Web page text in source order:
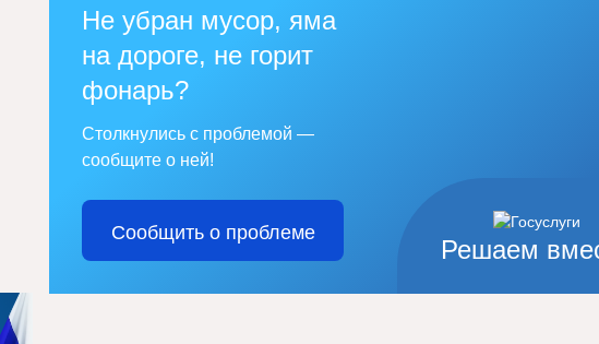
Решаем
Не убран мусор, яма
на дороге, не горит
фонарь?
Столкнулись с проблемой —
сообщите о ней!
Сообщить о проблеме